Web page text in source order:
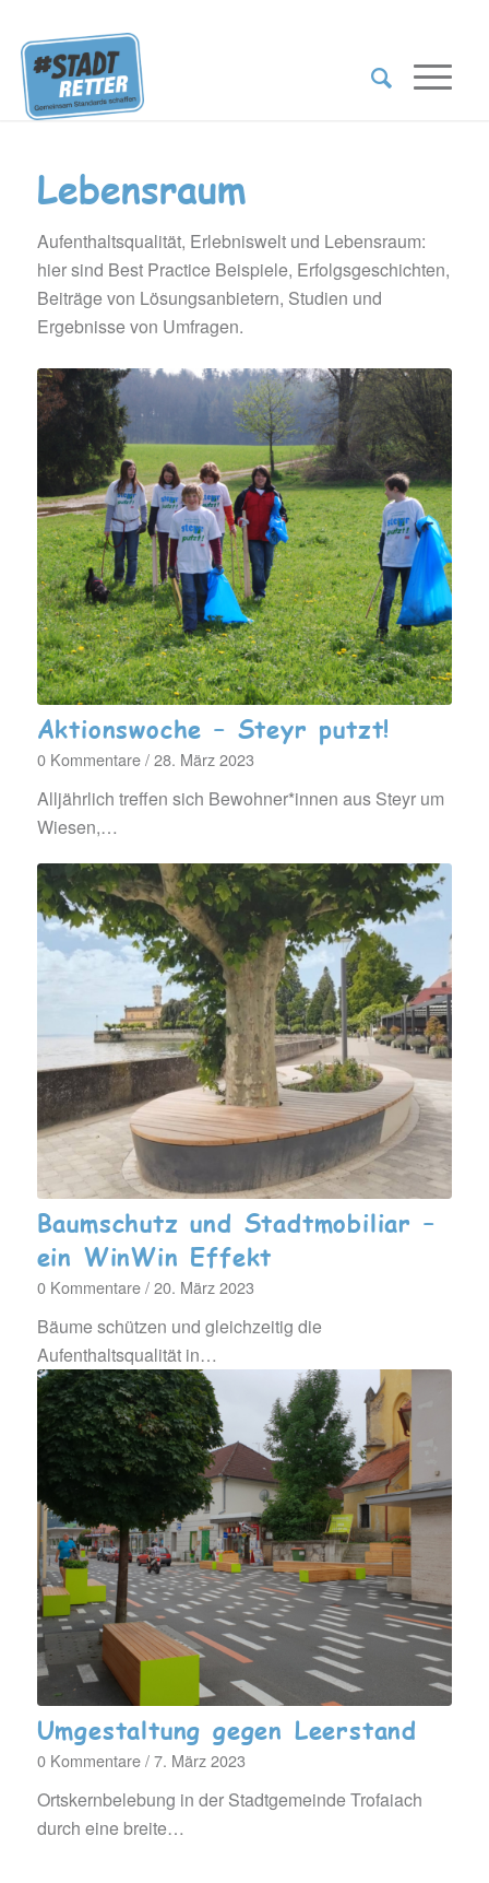
Lebensraum
Aufenthaltsqualität, Erlebniswelt und Lebensraum:
hier sind Best Practice Beispiele, Erfolgsgeschichten,
Beiträge von Lösungsanbietern, Studien und
Ergebnisse von Umfragen.
Aktionswoche – Steyr putzt!
0 Kommentare / 28. März 2023
Alljährlich treffen sich Bewohner*innen aus Steyr um
Wiesen,…
Baumschutz und Stadtmobiliar –
ein WinWin Effekt
0 Kommentare / 20. März 2023
Bäume schützen und gleichzeitig die
Aufenthaltsqualität in…
Umgestaltung gegen Leerstand
0 Kommentare / 7. März 2023
Ortskernbelebung in der Stadtgemeinde Trofaiach
durch eine breite…